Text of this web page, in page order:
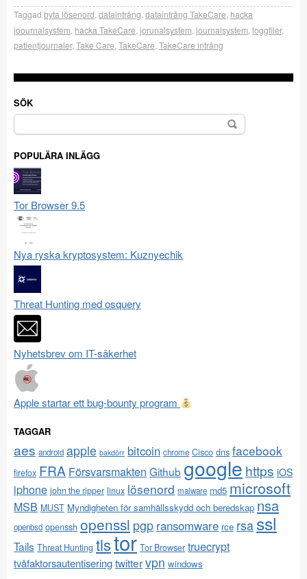
Taggad byta lösenord dataintrång dataintrång TakeCare hacka
joournalsystem hacka TakeCare jorunalsystem journalsystem loggfiler,
patientjournaler, Take Care TakeCare TakeCare intrång
SÖK
Sök
efter:
POPULÄRA INLÄGG
Tor Browser 9.5
Nya ryska kryptosystem: Kuznyechik
Threat Hunting med osquery
Nyhetsbrev om IT-säkerhet
Apple startar ett bug-bounty program
TAGGAR
aes android apple bakdörr bitcoin chrome Cisco dns facebook
firefox FRA Försvarsmakten Github google https iOS
iphone john the ripper linux lösenord malware md5 microsoft
MSB MUST Myndigheten för samhällsskydd och beredskap nsa
openbsd openssh openssl pgp ransomware rce rsa ssl
Tails Threat Hunting tlstor Tor Browser truecrypt
tvåfaktorsautentiseringtwittervpn windows